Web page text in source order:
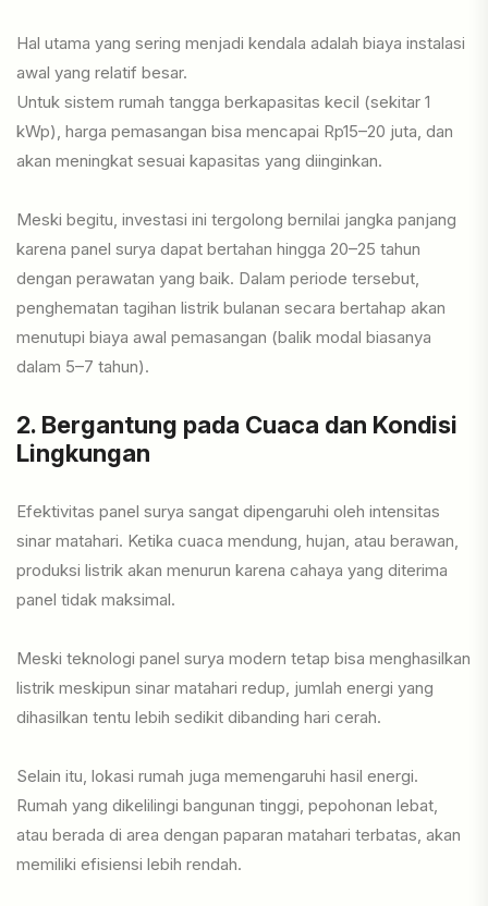
Hal utama yang sering menjadi kendala adalah biaya instalasi
awal yang relatif besar.
Untuk sistem rumah tangga berkapasitas kecil (sekitar 1
kWp), harga pemasangan bisa mencapai Rp15–20 juta, dan
akan meningkat sesuai kapasitas yang diinginkan.
Meski begitu, investasi ini tergolong bernilai jangka panjang
karena panel surya dapat bertahan hingga 20–25 tahun
dengan perawatan yang baik. Dalam periode tersebut,
penghematan tagihan listrik bulanan secara bertahap akan
menutupi biaya awal pemasangan (balik modal biasanya
dalam 5–7 tahun).
2. Bergantung pada Cuaca dan Kondisi
Lingkungan
Efektivitas panel surya sangat dipengaruhi oleh intensitas
sinar matahari. Ketika cuaca mendung, hujan, atau berawan,
produksi listrik akan menurun karena cahaya yang diterima
panel tidak maksimal.
Meski teknologi panel surya modern tetap bisa menghasilkan
listrik meskipun sinar matahari redup, jumlah energi yang
dihasilkan tentu lebih sedikit dibanding hari cerah.
Selain itu, lokasi rumah juga memengaruhi hasil energi.
Rumah yang dikelilingi bangunan tinggi, pepohonan lebat,
atau berada di area dengan paparan matahari terbatas, akan
memiliki efisiensi lebih rendah.